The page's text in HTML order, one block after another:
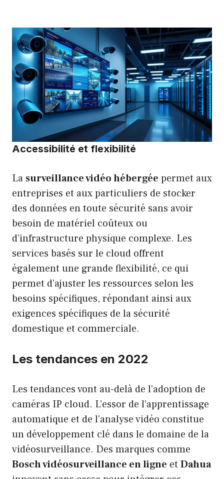
Accessibilité et flexibilité
La surveillance vidéo hébergée permet aux
entreprises et aux particuliers de stocker
des données en toute sécurité sans avoir
besoin de matériel coûteux ou
d’infrastructure physique complexe. Les
services basés sur le cloud offrent
également une grande flexibilité, ce qui
permet d’ajuster les ressources selon les
besoins spécifiques, répondant ainsi aux
exigences spécifiques de la sécurité
domestique et commerciale.
Les tendances en 2022
Les tendances vont au-delà de l’adoption de
caméras IP cloud. L’essor de l’apprentissage
automatique et de l’analyse vidéo constitue
un développement clé dans le domaine de la
vidéosurveillance. Des marques comme
Bosch vidéosurveillance en ligne et Dahua